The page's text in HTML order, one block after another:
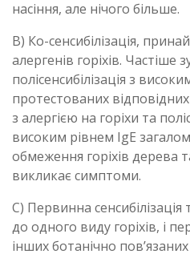
насіння, але нічого більше.
B) Ко-сенсибілізація,
алергенів горіхів. Частіше
полісенсибілізація з
протестованих
з алергією на горіхи та
високим рівнем IgE
обмеження горіхів дерева
викликає симптоми.
C) Первинна
до одного виду горіхів, і
інших ботанічно